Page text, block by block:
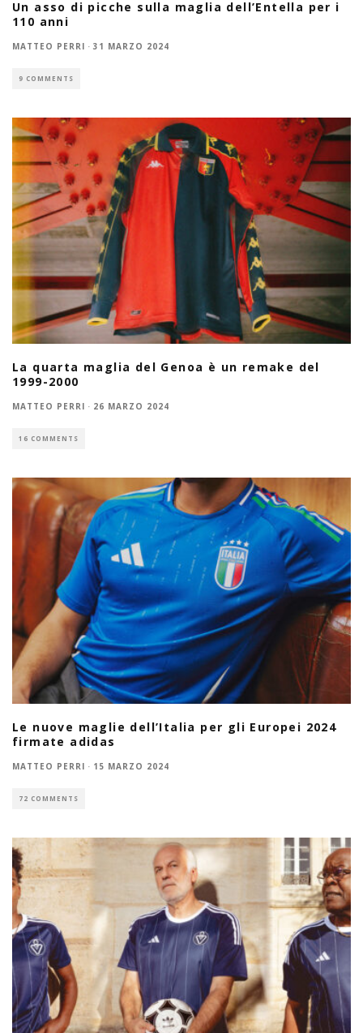
Un asso di picche sulla maglia dell’Entella per i
110 anni
MATTEO PERRI · 31 MARZO 2024
9 COMMENTS
La quarta maglia del Genoa è un remake del
1999-2000
MATTEO PERRI · 26 MARZO 2024
16 COMMENTS
Le nuove maglie dell’Italia per gli Europei 2024
firmate adidas
MATTEO PERRI · 15 MARZO 2024
72 COMMENTS